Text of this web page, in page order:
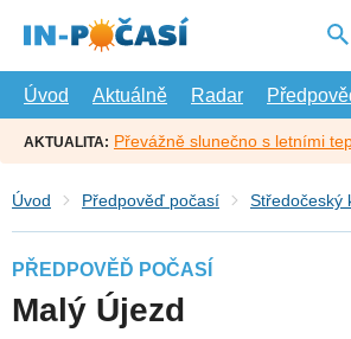
hlavní
Úvod
Aktuálně Radar
AKTUALITA: Převážně slunečno s letními
Úvod Předpověď počasí Středočeský
PŘEDPOVĚĎ POČASÍ
Malý Újezd